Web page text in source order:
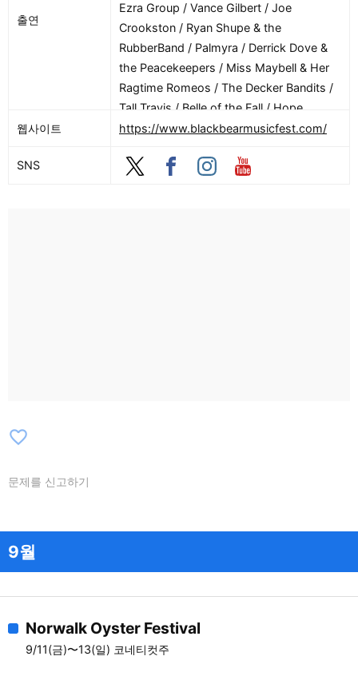
출연
Ezra Group / Vance Gilbert / Joe
Crookston / Ryan Shupe & the
RubberBand / Palmyra / Derrick Dove &
the Peacekeepers / Miss Maybell & Her
Ragtime Romeos / The Decker Bandits /
Tall Travis / Belle of the Fall / Hope
Dunbar / Jane O’Neill / Adrian and
/ Johnny Longo and the Kool Head Blues
웹사이트 https://www.blackbearmusicfest.com/
SNS
favorite_border
문제를 신고하기
9월
Norwalk Oyster Festival
9/11(금)〜13(일) 코네티컷주